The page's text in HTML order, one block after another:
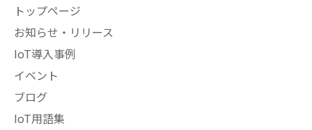
トップページ
お知らせ・リリース
IoT導入事例
イベント
ブログ
IoT用語集